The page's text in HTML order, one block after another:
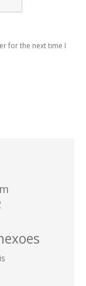
for the next time I